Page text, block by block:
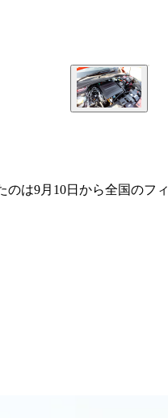
は9月10日から全国のフ